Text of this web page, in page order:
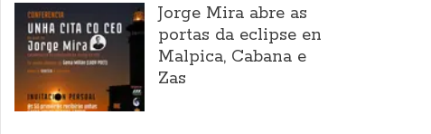
Jorge Mira abre as
portas da eclipse en
Malpica, Cabana e
Zas